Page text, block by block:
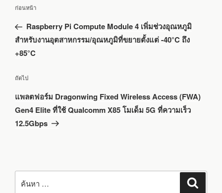
เรื่อง
เรื่อง
หน้า
ก่อนหน้า
Raspberry Pi Compute Module 4 เพิ่มช่วงอุณหภูมิ
สำหรับงานอุตสาหกรรม/อุณหภูมิที่ขยายตั้งแต่ -40°C ถึง
+85°C
เรื่อง
ถัดไป
แพลตฟอร์ม Dragonwing Fixed Wireless Access (FWA)
Gen4 Elite ที่ใช้ Qualcomm X85 โมเด็ม 5G ที่ความเร็ว
12.5Gbps
ค้นหา: